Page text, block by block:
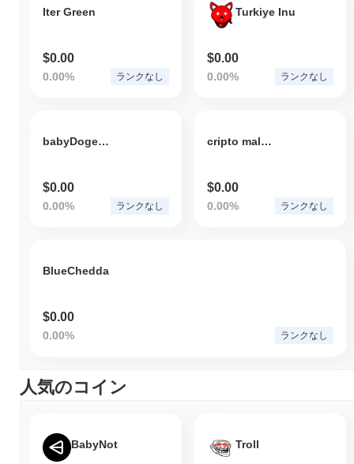
Iter Green
$0.00
0.00% ランクなし
Turkiye Inu
$0.00
0.00% ランクなし
babyDogeKing
$0.00
0.00% ランクなし
cripto malucos
$0.00
0.00% ランクなし
BlueChedda
$0.00
0.00% ランクなし
人気のコイン
BabyNot Troll